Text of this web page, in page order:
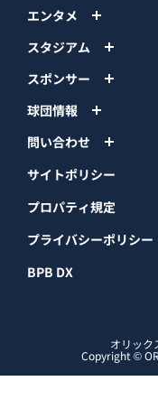
エンタメ
スタジアム
スポンサー
球団情報
問い合わせ
サイトポリシー
プロパティ規定
プライバシーポリシー
BPB DX
オリック
Copyright ©